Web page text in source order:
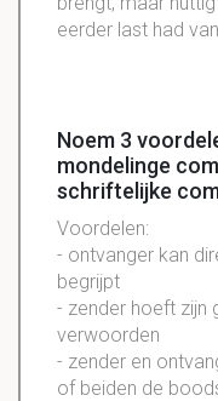
eerder last had
Noem 3
mondelinge
schriftelijke
Voordelen:
- ontvanger kan
begrijpt
- zender hoeft zijn
verwoorden
- zender en
of beiden de